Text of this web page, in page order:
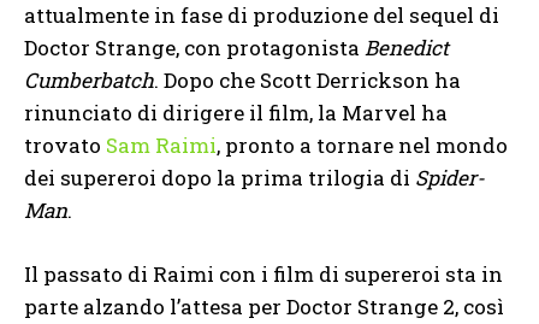
attualmente in fase di produzione del sequel di
Doctor Strange, con protagonista Benedict
Cumberbatch. Dopo che Scott Derrickson ha
rinunciato di dirigere il film, la Marvel ha
trovato Sam Raimi, pronto a tornare nel mondo
dei supereroi dopo la prima trilogia di Spider-
Man.
Il passato di Raimi con i film di supereroi sta in
parte alzando l’attesa per Doctor Strange 2, così